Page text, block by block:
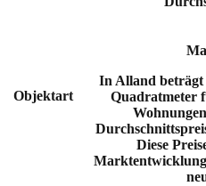
Objektart
In Alland
Quadratmeter
Diese